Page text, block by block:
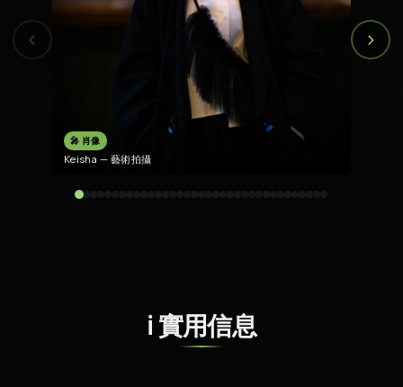
‹
🎤 肖像
Keisha — 藝術拍攝
›
ℹ️ 實用信息